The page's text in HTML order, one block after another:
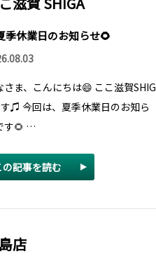
季休業日のお知らせ🌻
さま、こんにちは😄 ここ滋賀SHIG
♫ 今回は、夏季休業日のお知ら
す🌻 …
の記事を読む
店